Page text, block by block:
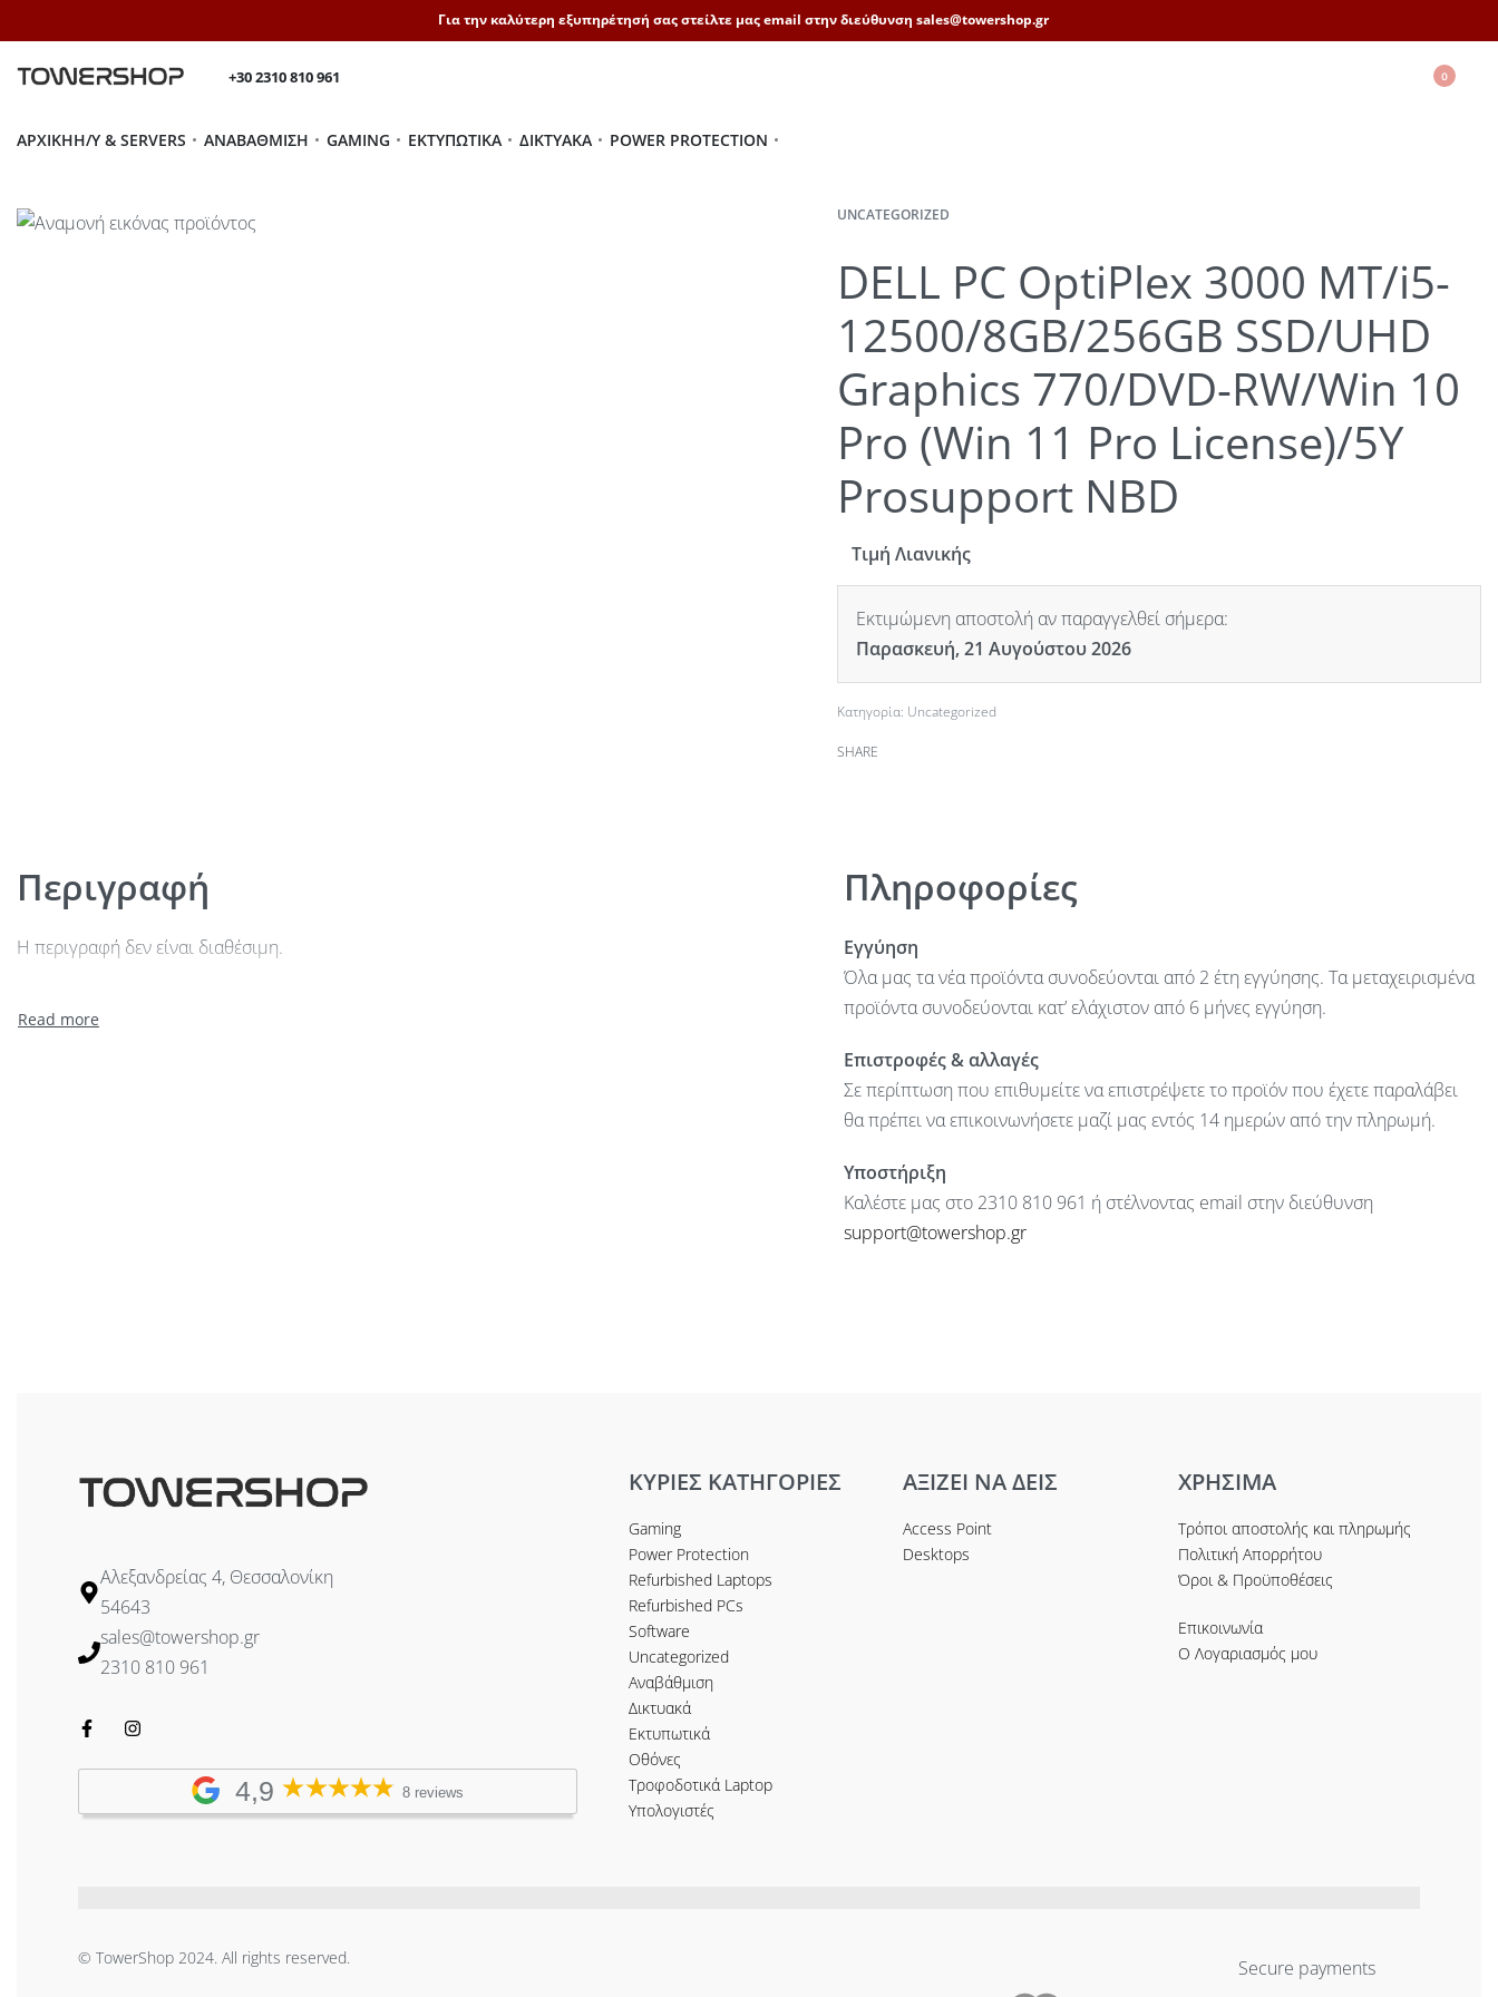
Για την καλύτερη εξυπηρέτησή σας στείλτε μας email στην διεύθυνση sales@towershop.gr
+30 2310 810 961 0
ΑΡΧΙΚΉH/Y & SERVERS ΑΝΑΒΆΘΜΙΣΗ GAMING ΕΚΤΥΠΩΤΙΚΆ ΔΙΚΤΥΑΚΆ POWER PROTECTION
UNCATEGORIZED
DELL PC OptiPlex 3000 MT/i5-
12500/8GB/256GB SSD/UHD
Graphics 770/DVD-RW/Win 10
Pro (Win 11 Pro License)/5Y
Prosupport NBD
Τιμή Λιανικής
Εκτιμώμενη αποστολή αν παραγγελθεί σήμερα:
Παρασκευή, 21 Αυγούστου 2026
Κατηγορία: Uncategorized
SHARE
Περιγραφή
Η περιγραφή δεν είναι διαθέσιμη.
Πληροφορίες
Εγγύηση
Όλα μας τα νέα προϊόντα συνοδεύονται από 2 έτη εγγύησης. Τα μεταχειρισμένα
προϊόντα συνοδεύονται κατ’ ελάχιστον από 6 μήνες εγγύηση.
Επιστροφές & αλλαγές
Σε περίπτωση που επιθυμείτε να επιστρέψετε το προϊόν που έχετε παραλάβει
θα πρέπει να επικοινωνήσετε μαζί μας εντός 14 ημερών από την πληρωμή.
Υποστήριξη
Καλέστε μας στο 2310 810 961 ή στέλνοντας email στην διεύθυνση
support@towershop.gr
Αλεξανδρείας 4, Θεσσαλονίκη
54643
sales@towershop.gr
2310 810 961
4,9 8 reviews
ΚΥΡΙΕΣ ΚΑΤΗΓΟΡΙΕΣ
Gaming
Power Protection
Refurbished Laptops
Refurbished PCs
Software
Uncategorized
Αναβάθμιση
Δικτυακά
Εκτυπωτικά
Οθόνες
Τροφοδοτικά Laptop
Υπολογιστές
ΑΞΙΖΕΙ ΝΑ ΔΕΙΣ
Access Point
Desktops
ΧΡΗΣΙΜΑ
Τρόποι αποστολής και πληρωμής
Πολιτική Απορρήτου
Όροι & Προϋποθέσεις
Επικοινωνία
Ο Λογαριασμός μου
© TowerShop 2024. All rights reserved. Secure payments